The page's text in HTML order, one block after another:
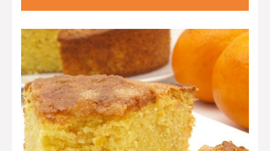
clásica, lo más importante es su
exquisito sabor.